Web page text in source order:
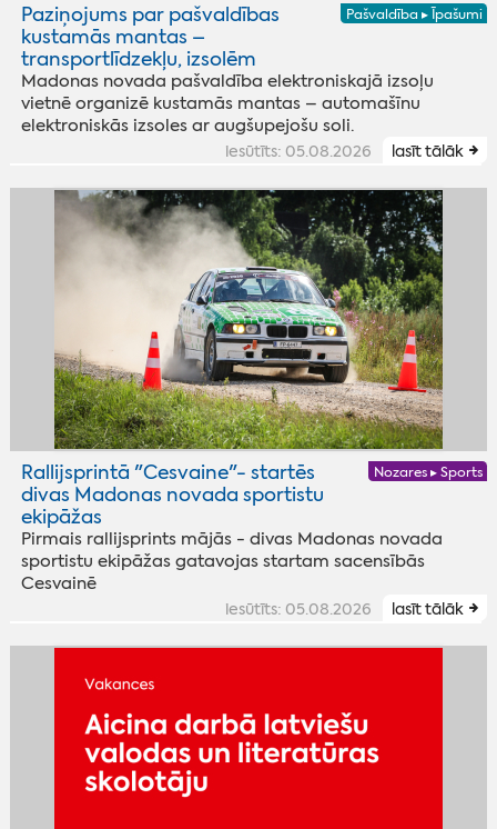
Pašvaldība ▸ Īpašumi
Paziņojums par pašvaldības
kustamās mantas –
transportlīdzekļu, izsolēm
Madonas novada pašvaldība elektroniskajā izsoļu
vietnē organizē kustamās mantas – automašīnu
elektroniskās izsoles ar augšupejošu soli.
iesūtīts: 05.08.2026 lasīt tālāk
Nozares ▸ Sports
Rallijsprintā "Cesvaine"- startēs
divas Madonas novada sportistu
ekipāžas
Pirmais rallijsprints mājās - divas Madonas novada
sportistu ekipāžas gatavojas startam sacensībās
Cesvainē
iesūtīts: 05.08.2026 lasīt tālāk